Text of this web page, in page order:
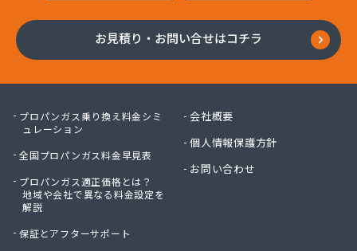
上竹プロパン
城南プロパンガス商会
人吉木炭株式会社
西吉美商店
西島燃料店
西部ガスエネルギー株式会社 熊本支店
川口ガス設備
早川俊春商店
お見積り・お問い合せはコチラ
プロパンガス乗り換え料金シミ
ュレーション
全国プロパンガス料金早見表
プロパンガス適正価格とは？
地域や会社で異なる料金設定を
解説
保証とアフターサポート
会社概要
個人情報保護方針
お問い合わせ